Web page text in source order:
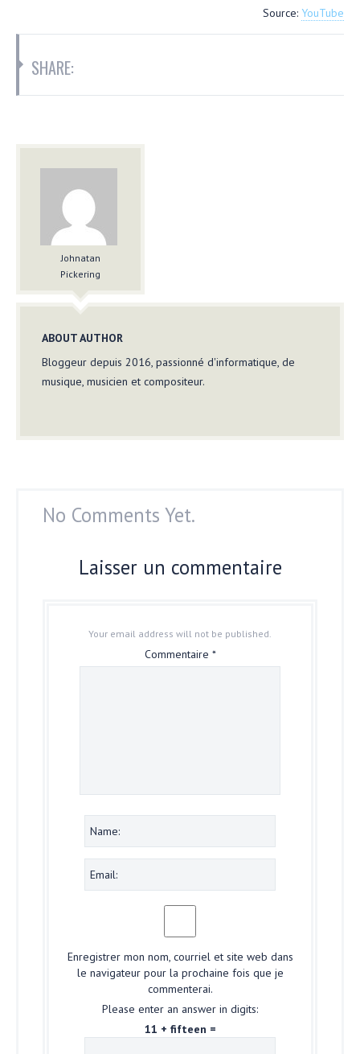
Source: YouTube
SHARE:
Johnatan
Pickering
ABOUT AUTHOR
Bloggeur depuis 2016, passionné d'informatique, de
musique, musicien et compositeur.
No Comments Yet.
Laisser un commentaire
Your email address will not be published.
Commentaire *
Enregistrer mon nom, courriel et site web dans
le navigateur pour la prochaine fois que je
commenterai.
Please enter an answer in digits:
11 + fifteen =